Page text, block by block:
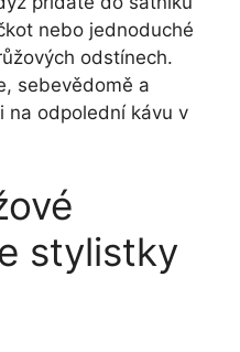
nebo jednoduché
odstínech.
sebevědomě a
na odpolední kávu v
stylistky